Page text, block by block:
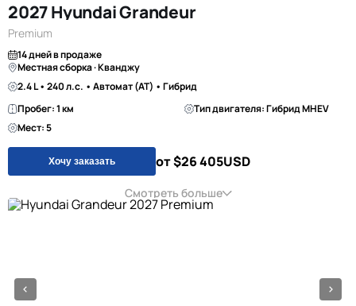
2027 Hyundai Grandeur
Premium
14 дней в продаже
Местная сборка · Кванджу
2.4 L • 240 л.с. • Автомат (AT) • Гибрид
Пробег: 1 км
Тип двигателя: Гибрид MHEV
Мест: 5
Хочу заказать от $26 405USD
Смотреть больше